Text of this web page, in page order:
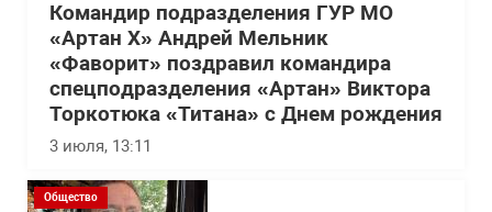
Командир подразделения ГУР МО
«Артан Х» Андрей Мельник
«Фаворит» поздравил командира
спецподразделения «Артан» Виктора
Торкотюка «Титана» с Днем рождения
3 июля, 13:11
Общество